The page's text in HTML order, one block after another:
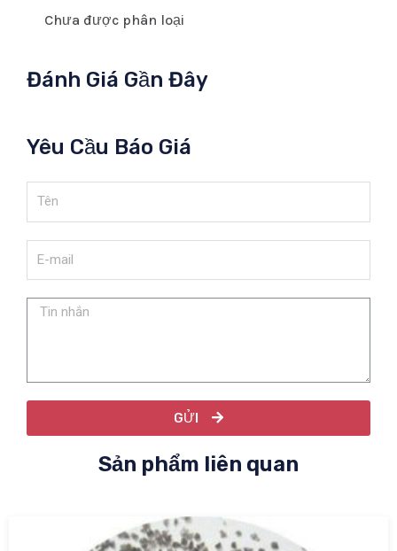
Chưa được phân loại
Đánh Giá Gần Đây
Yêu Cầu Báo Giá
GỬI
Sản phẩm liên quan